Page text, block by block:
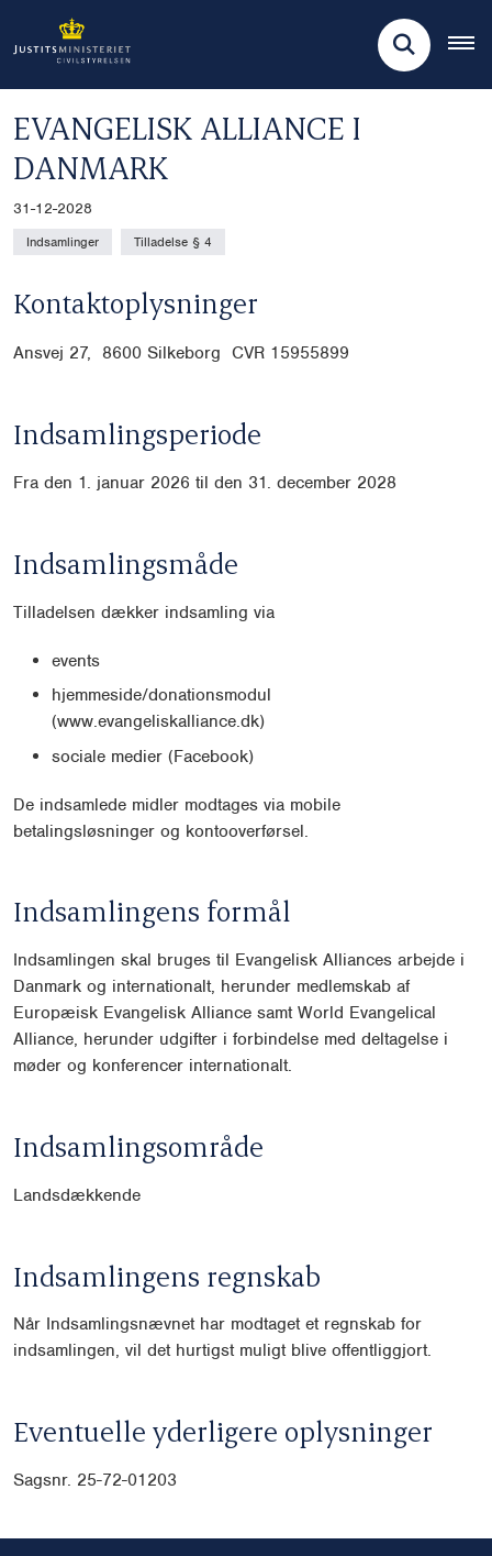
EVANGELISK ALLIANCE I
DANMARK
31-12-2028
Indsamlinger Tilladelse § 4
Kontaktoplysninger
Ansvej 27, 8600 Silkeborg CVR 15955899
Indsamlingsperiode
Fra den 1. januar 2026 til den 31. december 2028
Indsamlingsmåde
Tilladelsen dækker indsamling via
events
hjemmeside/donationsmodul
(www.evangeliskalliance.dk)
sociale medier (Facebook)
De indsamlede midler modtages via mobile
betalingsløsninger og kontooverførsel.
Indsamlingens formål
Indsamlingen skal bruges til Evangelisk Alliances arbejde i
Danmark og internationalt, herunder medlemskab af
Europæisk Evangelisk Alliance samt World Evangelical
Alliance, herunder udgifter i forbindelse med deltagelse i
møder og konferencer internationalt.
Indsamlingsområde
Landsdækkende
Indsamlingens regnskab
Når Indsamlingsnævnet har modtaget et regnskab for
indsamlingen, vil det hurtigst muligt blive offentliggjort.
Eventuelle yderligere oplysninger
Sagsnr. 25-72-01203